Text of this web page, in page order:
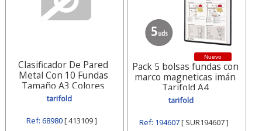
Clasificador De Pared
Metal Con 10 Fundas
Tamaño A3 Colores
Surtidos Tarifold 413109
tarifold
Ref: 68980[ 413109 ]
Nuevo
Pack 5 bolsas fundas con
marco magneticas imán
Tarifold A4
tarifold
Ref: 194607[ SUR194607 ]